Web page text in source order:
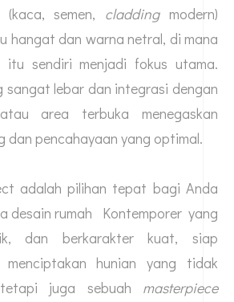
(kaca, semen, claddingmodern)
hangat dan warna netral, di mana
itu sendiri menjadi fokus utama.
sangat lebar dan integrasi dengan
area terbuka menegaskan
dan pencahayaan yang optimal.
adalah pilihan tepat bagi Anda
desain rumah Kontemporer yang
dan berkarakter kuat, siap
menciptakan hunian yang tidak
juga sebuah masterpiece